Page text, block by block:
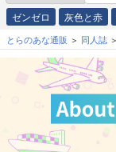
ゼンゼロ 灰色と赤
とらのあな通販 同人誌